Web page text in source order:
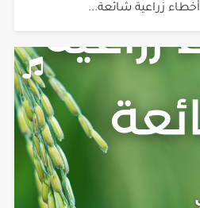
زراعية شائعة...